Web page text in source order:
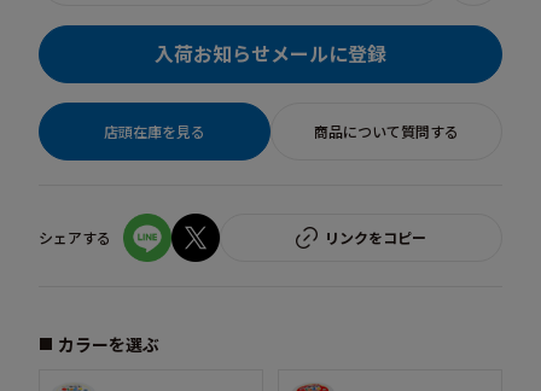
入荷お知らせメールに登録
店頭在庫を見る 商品について質問する
シェアする リンクをコピー
カラーを選ぶ